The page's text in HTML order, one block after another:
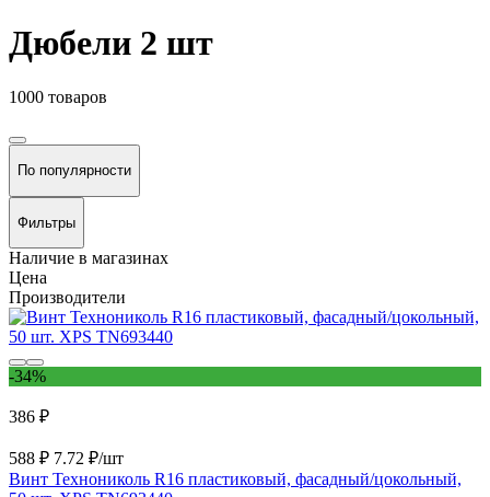
Дюбели 2 шт
1000 товаров
По популярности
Фильтры
Наличие в магазинах
Цена
Производители
-34%
386 ₽
588 ₽ 7.72 ₽/шт
Винт Технониколь R16 пластиковый, фасадный/цокольный,